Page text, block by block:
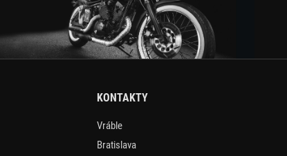
KONTAKTY
Vráble
Bratislava